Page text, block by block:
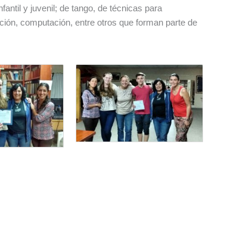
y juvenil; de tango, de técnicas para
computación, entre otros que forman parte de